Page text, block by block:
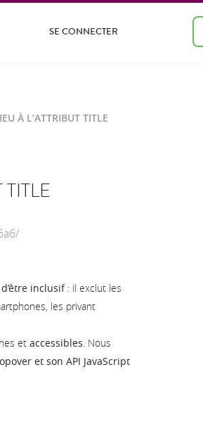
SE CONNECTER
À L’ATTRIBUT TITLE
inclusif: il exclut les
les privant
et accessibles . Nous
et son API JavaScript